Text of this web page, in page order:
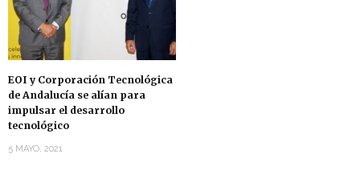
EOI y Corporación Tecnológica
de Andalucía se alían para
impulsar el desarrollo
tecnológico
5 MAYO, 2021